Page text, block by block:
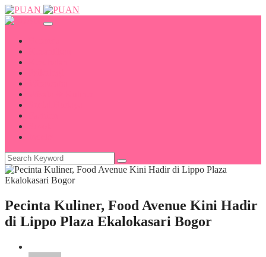
Pecinta Kuliner, Food Avenue Kini Hadir
di Lippo Plaza Ekalokasari Bogor